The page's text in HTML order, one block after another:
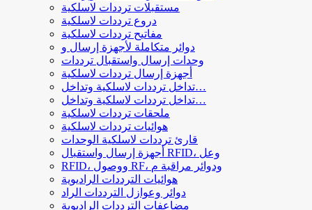
مستقبلات ترددات لاسلكية
دروع ترددات لاسلكية
مفاتيح ترددات لاسلكية
دوائر متكاملة لأجهزة إرسال و
وحدات إرسال واستقبال ترددات
أجهزة إرسال ترددات لاسلكية
تداخل ترددات لاسلكية وتداخل…
تداخل ترددات لاسلكية وتداخل…
ملحقات ترددات لاسلكية
هوائيات ترددات لاسلكية
قارئ ترددات لاسلكية الوحدات
أجهزة إرسال واستقبال RFID، وعل
RFID، ووصول RF، ودوائر مراقبة م
هوائيات الترددات الراديوية
دوائر وعوازل الترددات الراد
مضاعفات الترددات الراديوية